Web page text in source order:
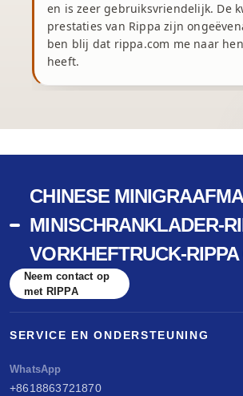
en is zeer gebruiksvriendelijk. De
prestaties van Rippa zijn
ben blij dat rippa.com me naar
heeft.
CHINESE
MINISCHRANKLADER-
VORKHEFTRUCK-
Neem contact op
met RIPPA
SERVICE EN ONDERSTEUNING
WhatsApp
+8618863721870